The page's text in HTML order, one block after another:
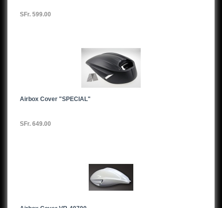
SFr. 599.00
Airbox Cover "SPECIAL"
SFr. 649.00